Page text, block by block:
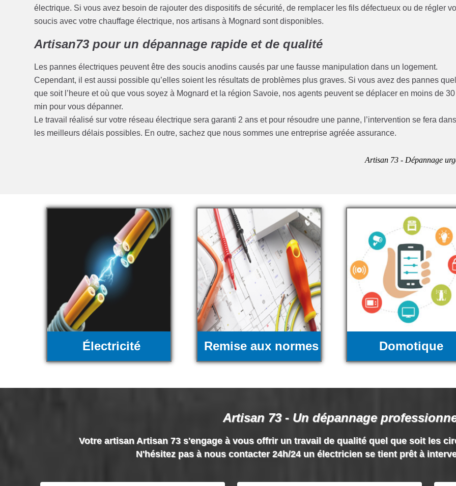
électrique. Si vous avez besoin de rajouter des dispositifs de sécurité, de remplacer les fils défectueux ou de régler
soucis avec votre chauffage électrique, nos artisans à Mognard sont disponibles.
Artisan73 pour un dépannage rapide et de qualité
Les pannes électriques peuvent être des soucis anodins causés par une fausse manipulation dans un logement.
Cependant, il est aussi possible qu’elles soient les résultats de problèmes plus graves. Si vous avez des pannes
que soit l’heure et où que vous soyez à Mognard et la région Savoie, nos agents peuvent se déplacer en moins de 30
min pour vous dépanner.
Le travail réalisé sur votre réseau électrique sera garanti 2 ans et pour résoudre une panne, l’intervention se fera dans
les meilleurs délais possibles. En outre, sachez que nous sommes une entreprise agréée assurance.
Artisan 73 - Dépannage
Électricité Remise aux normes Domotique
Artisan 73 - Un dépannage
Votre artisan Artisan 73 s'engage à vous offrir un travail de qualité quel que soit les
N'hésitez pas à nous contacter 24h/24 un électricien se tient prêt à